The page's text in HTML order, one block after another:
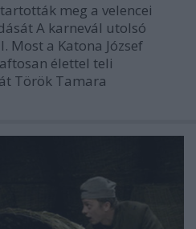
meg a velencei
A karnevál utolsó
Most a Katona József
élettel teli
Török Tamara